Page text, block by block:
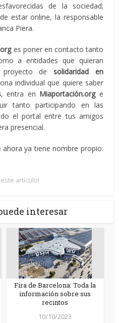
de la sociedad;
estar online, la responsable
Piera.
es poner en contacto tanto
a entidades que quieran
proyecto desolidaridad en
individual que quiere saber
, entra en Miaportación.orge
tanto participando en las
el portal entre tus amigos
presencial.
ahora ya tiene nombre propio:
este artículo!
interesar
Fira de Barcelona: Toda la
información sobre sus
recintos
10/10/2023